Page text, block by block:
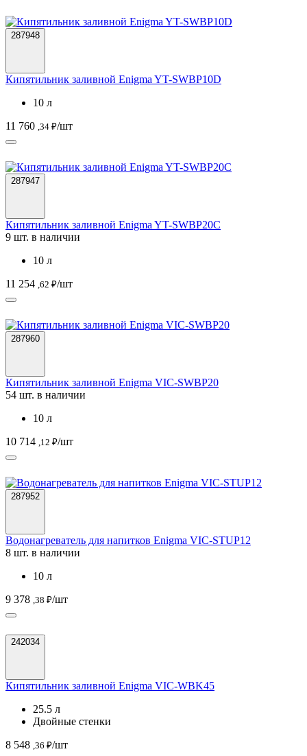
287948
Кипятильник заливной Enigma YT-SWBP10D
10 л
11 760 ,34 ₽/шт
287947
Кипятильник заливной Enigma YT-SWBP20C
9 шт. в наличии
10 л
11 254 ,62 ₽/шт
287960
Кипятильник заливной Enigma VIC-SWBP20
54 шт. в наличии
10 л
10 714 ,12 ₽/шт
287952
Водонагреватель для напитков Enigma VIC-STUP12
8 шт. в наличии
10 л
9 378 ,38 ₽/шт
242034
Кипятильник заливной Enigma VIC-WBK45
25.5 л
Двойные стенки
8 548 ,36 ₽/шт